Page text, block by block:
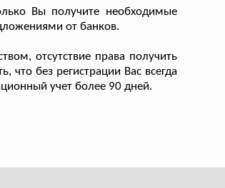
Вы получите необходимые
от банков.
отсутствие права получить
без регистрации Вас всегда
учет более 90 дней.